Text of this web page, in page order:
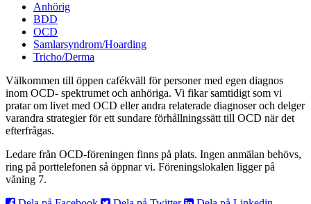
Anhörig
BDD
OCD
Samlarsyndrom/Hoarding
Tricho/Derma
Välkommen till öppen cafékväll för personer med egen diagnos
inom OCD- spektrumet och anhöriga. Vi fikar samtidigt som vi
pratar om livet med OCD eller andra relaterade diagnoser och delger
varandra strategier för ett sundare förhållningssätt till OCD när det
efterfrågas.
Ledare från OCD-föreningen finns på plats. Ingen anmälan behövs,
ring på porttelefonen så öppnar vi. Föreningslokalen ligger på
våning 7.